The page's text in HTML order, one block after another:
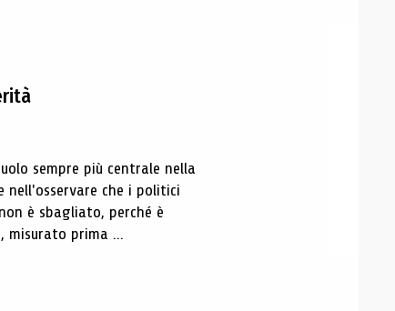
sempre più centrale nella
nell'osservare che i politici
è sbagliato, perché è
misurato prima ...